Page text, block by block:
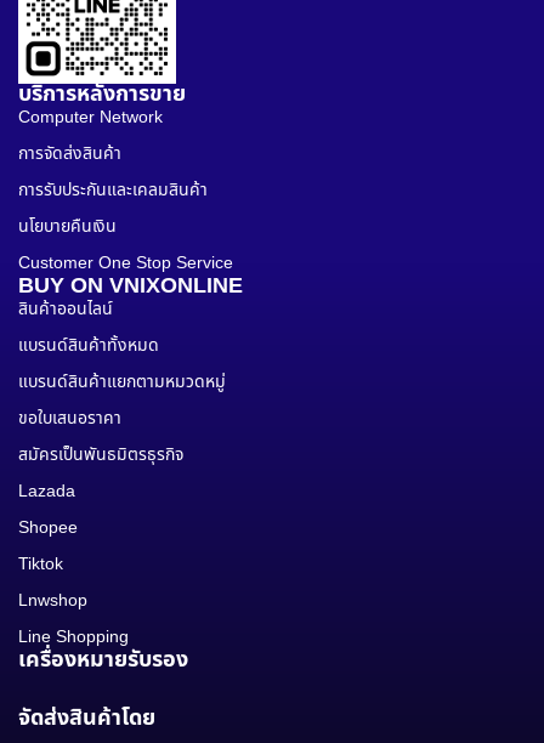
บริการหลังการขาย
Computer Network
การจัดส่งสินค้า
การรับประกันและเคลมสินค้า
นโยบายคืนเงิน
Customer One Stop Service
BUY ON VNIXONLINE
สินค้าออนไลน์
แบรนด์สินค้าทั้งหมด
แบรนด์สินค้าแยกตามหมวดหมู่
ขอใบเสนอราคา
สมัครเป็นพันธมิตรธุรกิจ
Lazada
Shopee
Tiktok
Lnwshop
Line Shopping
เครื่องหมายรับรอง
จัดส่งสินค้าโดย